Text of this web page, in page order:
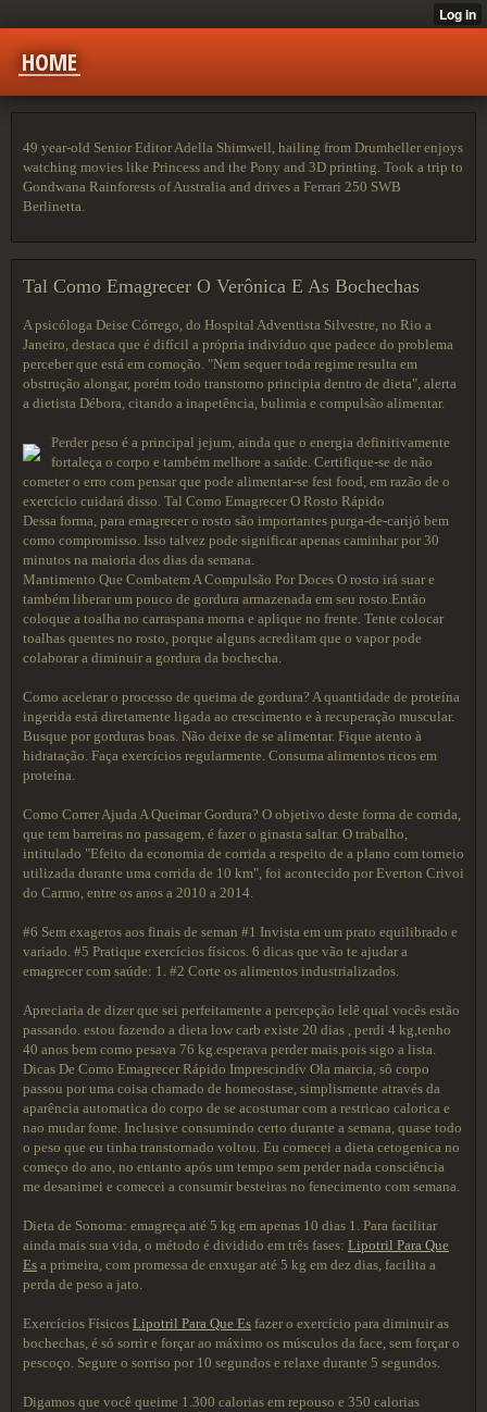
HOME
49 year-old Senior Editor Adella Shimwell, hailing from Drumheller enjoys
watching movies like Princess and the Pony and 3D printing. Took a trip to
Gondwana Rainforests of Australia and drives a Ferrari 250 SWB
Berlinetta.
Tal Como Emagrecer O Verônica E As Bochechas
A psicóloga Deise Córrego, do Hospital Adventista Silvestre, no Rio a
Janeiro, destaca que é difícil a própria indivíduo que padece do problema
perceber que está em comoção. "Nem sequer toda regime resulta em
obstrução alongar, porém todo transtorno principia dentro de dieta", alerta
a dietista Débora, citando a inapetência, bulimia e compulsão alimentar.
Perder peso é a principal jejum, ainda que o energia definitivamente
fortaleça o corpo e também melhore a saúde. Certifique-se de não
cometer o erro com pensar que pode alimentar-se fest food, em razão de o
exercício cuidará disso. Tal Como Emagrecer O Rosto Rápido
Dessa forma, para emagrecer o rosto são importantes purga-de-carijó bem
como compromisso. Isso talvez pode significar apenas caminhar por 30
minutos na maioria dos dias da semana.
Mantimento Que Combatem A Compulsão Por Doces O rosto irá suar e
também liberar um pouco de gordura armazenada em seu rosto.Então
coloque a toalha no carraspana morna e aplique no frente. Tente colocar
toalhas quentes no rosto, porque alguns acreditam que o vapor pode
colaborar a diminuir a gordura da bochecha.
Como acelerar o processo de queima de gordura? A quantidade de proteína
ingerida está diretamente ligada ao crescimento e à recuperação muscular.
Busque por gorduras boas. Não deixe de se alimentar. Fique atento à
hidratação. Faça exercícios regularmente. Consuma alimentos ricos em
proteína.
Como Correr Ajuda A Queimar Gordura? O objetivo deste forma de corrida,
que tem barreiras no passagem, é fazer o ginasta saltar. O trabalho,
intitulado "Efeito da economia de corrida a respeito de a plano com torneio
utilizada durante uma corrida de 10 km", foi acontecido por Everton Crivoi
do Carmo, entre os anos a 2010 a 2014.
#6 Sem exageros aos finais de seman #1 Invista em um prato equilibrado e
variado. #5 Pratique exercícios físicos. 6 dicas que vão te ajudar a
emagrecer com saúde: 1. #2 Corte os alimentos industrializados.
Apreciaria de dizer que sei perfeitamente a percepção lelê qual vocês estão
passando. estou fazendo a dieta low carb existe 20 dias , perdi 4 kg,tenho
40 anos bem como pesava 76 kg.esperava perder mais.pois sigo a lista.
Dicas De Como Emagrecer Rápido Imprescindív Ola marcia, sô corpo
passou por uma coisa chamado de homeostase, simplismente através da
aparência automatica do corpo de se acostumar com a restricao calorica e
nao mudar fome. Inclusive consumindo certo durante a semana, quase todo
o peso que eu tinha transtornado voltou. Eu comecei a dieta cetogenica no
começo do ano, no entanto após um tempo sem perder nada consciência
me desanimei e comecei a consumir besteiras no fenecimento com semana.
Dieta de Sonoma: emagreça até 5 kg em apenas 10 dias 1. Para facilitar
ainda mais sua vida, o método é dividido em três fases: Lipotril Para Que
Es a primeira, com promessa de enxugar até 5 kg em dez dias, facilita a
perda de peso a jato.
Exercícios Físicos Lipotril Para Que Es fazer o exercício para diminuir as
bochechas, é só sorrir e forçar ao máximo os músculos da face, sem forçar o
pescoço. Segure o sorriso por 10 segundos e relaxe durante 5 segundos.
Digamos que você queime 1.300 calorias em repouso e 350 calorias